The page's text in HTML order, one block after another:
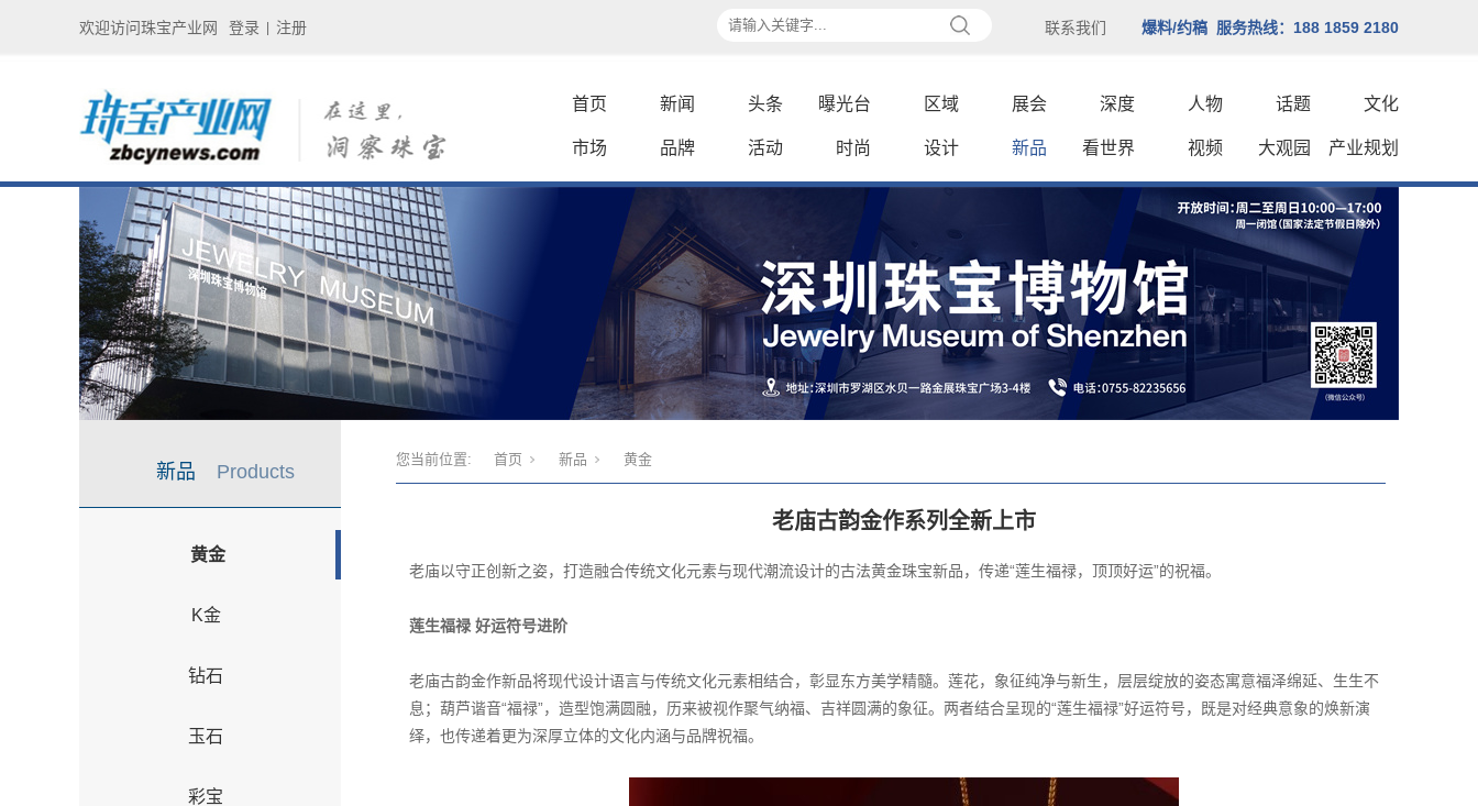
欢迎访问珠宝产业网 登录 注册 联系我们 爆料/约稿 服务热线：188 1859 2180
首页 新闻 头条 曝光台 区域 展会 深度 人物 话题 文化
市场 品牌 活动 时尚 设计 新品 看世界 视频 大观园 产业规划
新品 Products
您当前位置: 首页 新品 黄金
黄金
K金
钻石
玉石
彩宝
老庙古韵金作系列全新上市
老庙以守正创新之姿，打造融合传统文化元素与现代潮流设计的古法黄金珠宝新品，传递“莲生福禄，顶顶好运”的祝福。
莲生福禄 好运符号进阶
老庙古韵金作新品将现代设计语言与传统文化元素相结合，彰显东方美学精髓。莲花，象征纯净与新生，层层绽放的姿态寓意福泽绵延、生生不
息；葫芦谐音“福禄”，造型饱满圆融，历来被视作聚气纳福、吉祥圆满的象征。两者结合呈现的“莲生福禄”好运符号，既是对经典意象的焕新演
绎，也传递着更为深厚立体的文化内涵与品牌祝福。